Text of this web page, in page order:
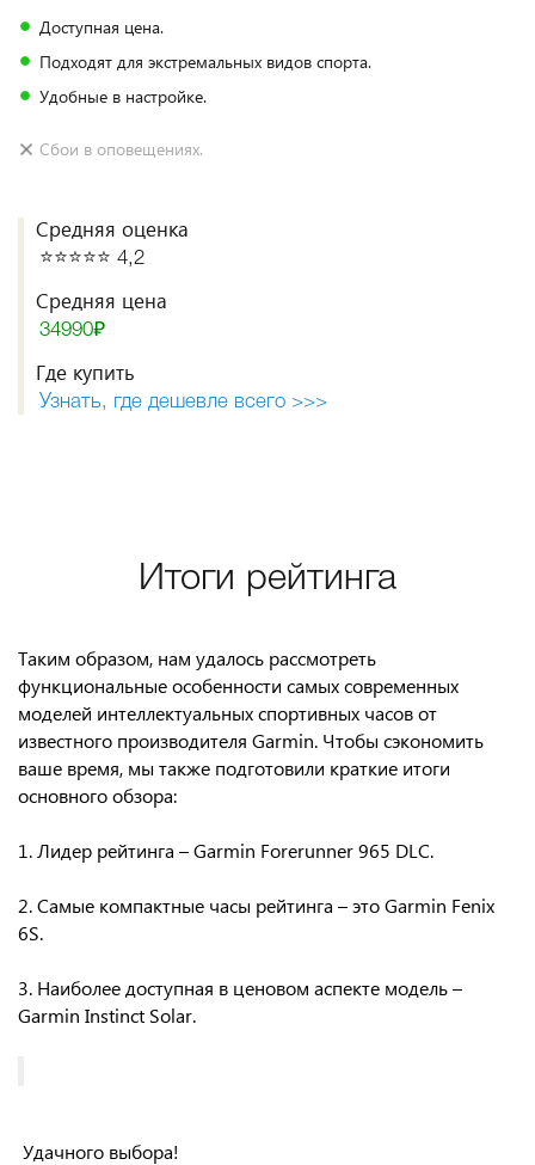
Доступная цена.
Подходят для экстремальных видов спорта.
Удобные в настройке.
Сбои в оповещениях.
Средняя оценка
⭐️⭐️⭐️⭐️⭐️ 4,2
Средняя цена
34990₽
Где купить
Узнать, где дешевле всего >>>
Итоги рейтинга
Таким образом, нам удалось рассмотреть
функциональные особенности самых современных
моделей интеллектуальных спортивных часов от
известного производителя Garmin. Чтобы сэкономить
ваше время, мы также подготовили краткие итоги
основного обзора:
1. Лидер рейтинга – Garmin Forerunner 965 DLC.
2. Самые компактные часы рейтинга – это Garmin Fenix
6S.
3. Наиболее доступная в ценовом аспекте модель –
Garmin Instinct Solar.
Удачного выбора!